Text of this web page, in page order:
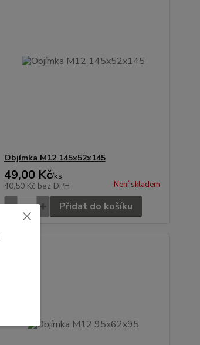
Objímka M12 145x52x145
49,00 Kč/ks
40,50 Kč bez DPH Není skladem
Přidat do košíku